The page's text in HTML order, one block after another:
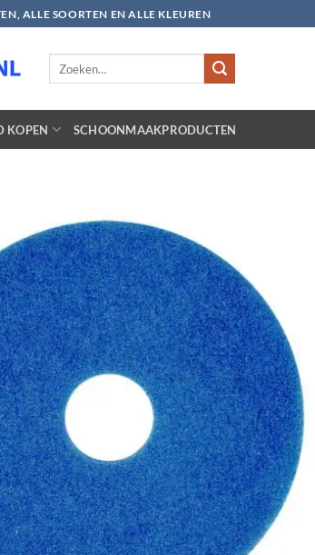
ALLE SOORTEN EN ALLE KLEUREN
KOPEN SCHOONMAAKPRODUCTEN